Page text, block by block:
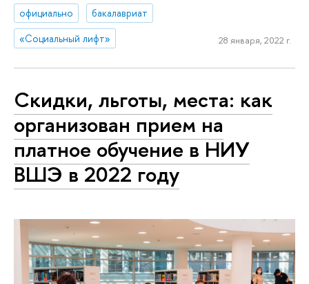
официально
бакалавриат
«Социальный лифт»
28 января, 2022 г.
Скидки, льготы, места: как
организован прием на
платное обучение в НИУ
ВШЭ в 2022 году